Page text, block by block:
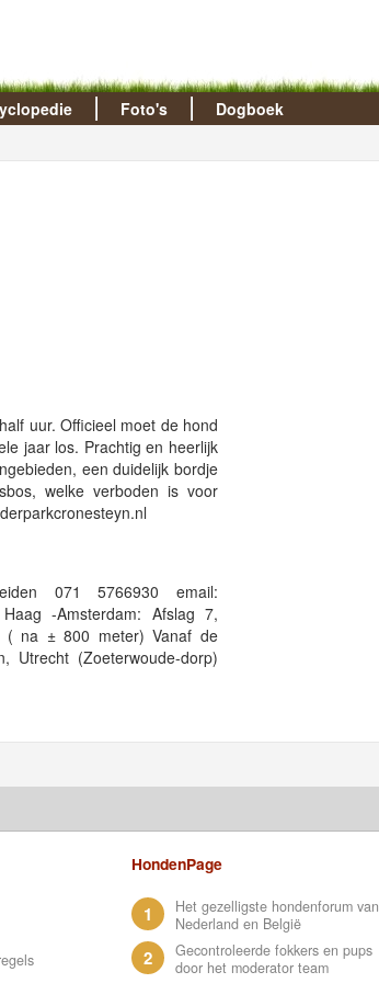
Foto's Dogboek
uur. Officieel moet de hond
jaar los. Prachtig en heerlijk
een duidelijk bordje
welke verboden is voor
071 5766930 email:
-Amsterdam: Afslag 7,
( na ± 800 meter) Vanaf de
Utrecht (Zoeterwoude-dorp)
HondenPage
1
Het gezelligste hondenforum van
Nederland en België
2
Gecontroleerde fokkers en pups
door het moderator team